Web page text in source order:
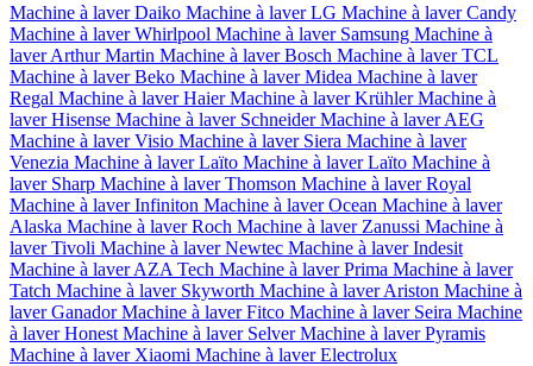
Machine à laver Daiko Machine à laver LG Machine à laver Candy
Machine à laver Whirlpool Machine à laver Samsung Machine à
laver Arthur Martin Machine à laver Bosch Machine à laver TCL
Machine à laver Beko Machine à laver Midea Machine à laver
Regal Machine à laver HaierMachine à laver KrühlerMachine à
laver Hisense Machine à laver SchneiderMachine à laver AEG
Machine à laver Visio Machine à laver Siera Machine à laver
Venezia Machine à laver Laïto Machine à laver Laïto Machine à
laver Sharp Machine à laver Thomson Machine à laver Royal
Machine à laver Infiniton Machine à laver Ocean Machine à laver
Alaska Machine à laver Roch Machine à laver Zanussi Machine à
laver Tivoli Machine à laver Newtec Machine à laver Indesit
Machine à laver AZA Tech Machine à laver Prima Machine à laver
Tatch Machine à laver Skyworth Machine à laver Ariston Machine à
laver GanadorMachine à laver Fitco Machine à laver Seira Machine
à laver Honest Machine à laver SelverMachine à laver Pyramis
Machine à laver Xiaomi Machine à laver Electrolux